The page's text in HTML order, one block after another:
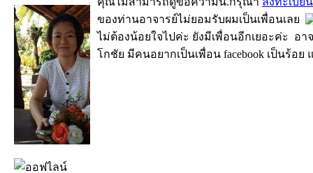
ของท่านอาจารย์ไม่ยอมรับผมเป็นเพื่อนเลย
ไม่ต้องน้อยใจไปค่ะ ยังมีเพื่อนอีกเยอะค่ะ อา
โกชัย มีคนอยากเป็นเพื่อน facebook เป็นร้อย